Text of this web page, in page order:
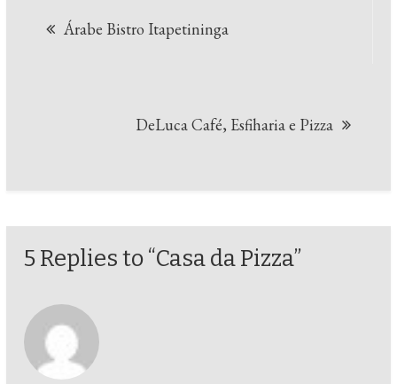
Árabe Bistro Itapetininga
DeLuca Café, Esfiharia e Pizza
5 Replies to “Casa da Pizza”